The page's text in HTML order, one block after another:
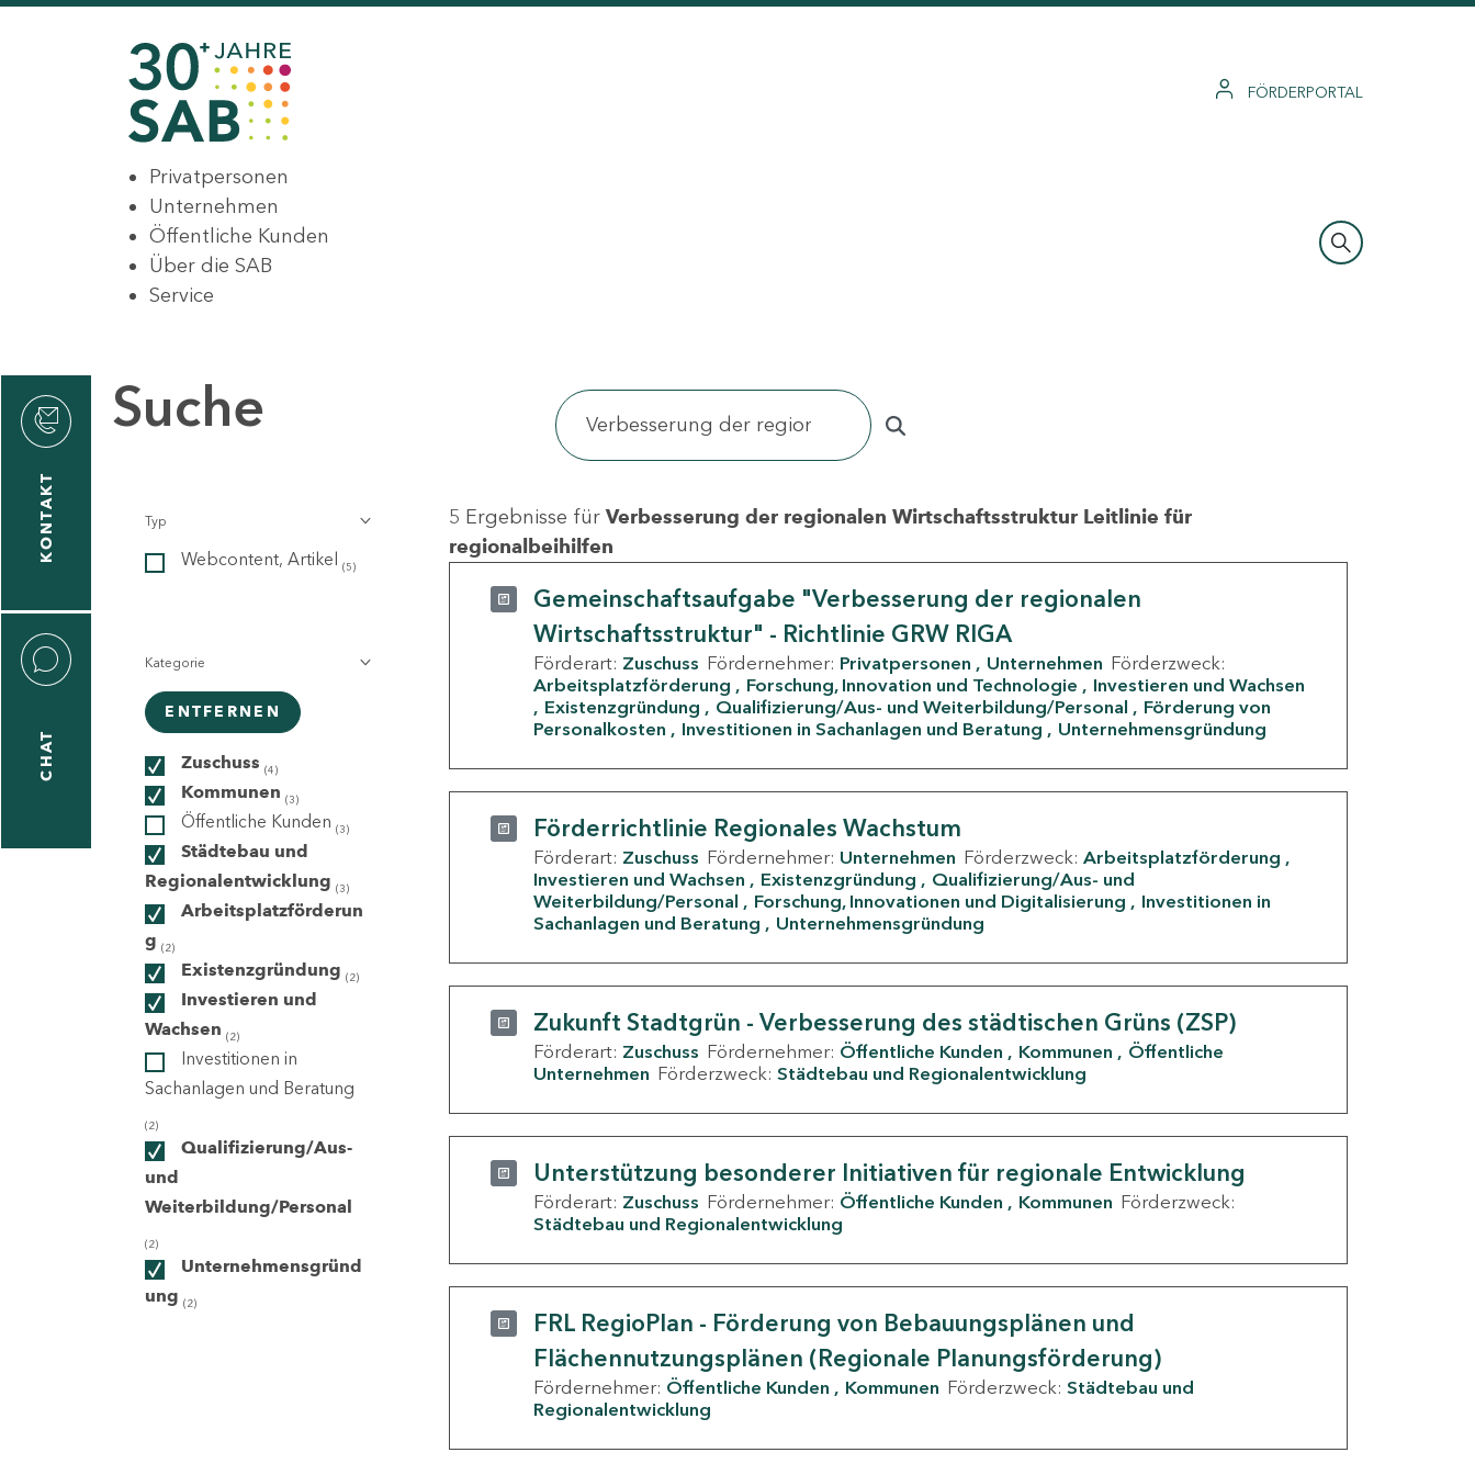
FÖRDERPORTAL
Privatpersonen
Unternehmen
Öffentliche Kunden
Über die SAB
Service
KONTAKT
CHAT
Suche
Typ
Webcontent, Artikel (5)
Kategorie
ENTFERNEN
Zuschuss (4)
Kommunen (3)
Öffentliche Kunden (3)
Städtebau und
Regionalentwicklung (3)
Arbeitsplatzförderun
g (2)
Existenzgründung (2)
Investieren und
Wachsen (2)
Investitionen in
Sachanlagen und Beratung
(2)
Qualifizierung/Aus-
und
Weiterbildung/Personal
(2)
Unternehmensgründ
ung (2)
5 Ergebnisse für Verbesserung der regionalen Wirtschaftsstruktur Leitlinie für
regionalbeihilfen
Gemeinschaftsaufgabe "Verbesserung der regionalen
Wirtschaftsstruktur" - Richtlinie GRW RIGA
Förderart: Zuschuss Fördernehmer: Privatpersonen Unternehmen Förderzweck:
Arbeitsplatzförderung
Forschung, Innovation und Technologie
Investieren und Wachsen
Existenzgründung
Qualifizierung/Aus- und Weiterbildung/Personal
Förderung von
Personalkosten
Investitionen in Sachanlagen und Beratung Unternehmensgründung
Förderrichtlinie Regionales Wachstum
Förderart: Zuschuss Fördernehmer: Unternehmen Förderzweck: Arbeitsplatzförderung
Investieren und Wachsen
Existenzgründung
Qualifizierung/Aus- und
Weiterbildung/Personal
Forschung, Innovationen und Digitalisierung
Investitionen in
Sachanlagen und Beratung
Unternehmensgründung
Zukunft Stadtgrün - Verbesserung des städtischen Grüns (ZSP)
Förderart: Zuschuss Fördernehmer: Öffentliche Kunden Kommunen
Öffentliche
Unternehmen Förderzweck: Städtebau und Regionalentwicklung
Unterstützung besonderer Initiativen für regionale Entwicklung
Förderart: Zuschuss Fördernehmer: Öffentliche Kunden Kommunen Förderzweck:
Städtebau und Regionalentwicklung
FRL RegioPlan - Förderung von Bebauungsplänen und
Flächennutzungsplänen (Regionale Planungsförderung)
Fördernehmer: Öffentliche Kunden Kommunen Förderzweck: Städtebau und
Regionalentwicklung